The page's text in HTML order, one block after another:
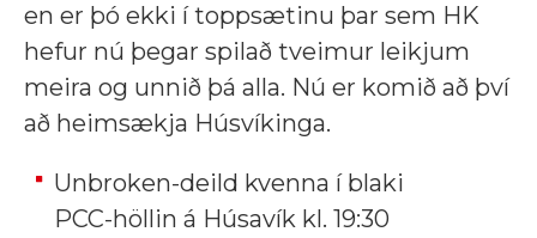
en er þó ekki í toppsætinu þar sem HK
hefur nú þegar spilað tveimur leikjum
meira og unnið þá alla. Nú er komið að því
að heimsækja Húsvíkinga.
Unbroken-deild kvenna í blaki
PCC-höllin á Húsavík kl. 19:30